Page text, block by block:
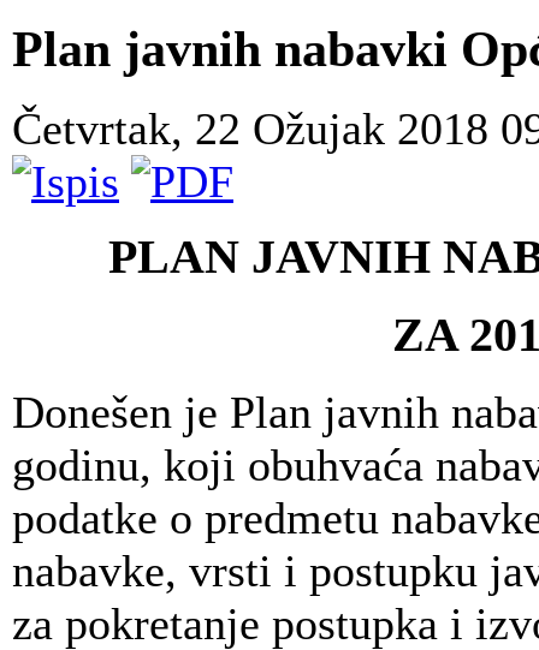
Plan javnih nabavki
Četvrtak, 22 Ožujak 2018
PLAN JAVNIH
ZA
Donešen je Plan javnih
godinu, koji obuhvaća
podatke o predmetu
nabavke, vrsti i postupku
za pokretanje postupka i